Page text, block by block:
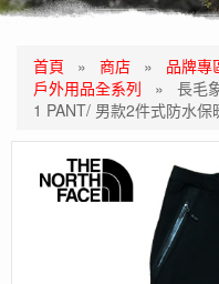
首頁 » 商店 » 品牌專
戶外用品全系列 » 長毛
1 PANT/ 男款2件式防水保